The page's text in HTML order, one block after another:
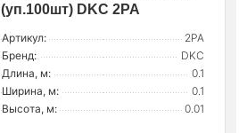
(уп.100шт) DKC 2PA
Артикул:
2PA
Бренд:
DKC
Длина, м:
0.1
Ширина, м:
0.1
Высота, м:
0.01